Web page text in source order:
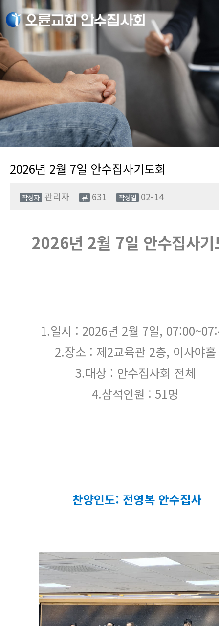
2026년 2월 7일 안수집사기도회
작성자 관리자 뷰 631 작성일 02-14
2026년 2월 7일 안수집사기
1.일시 : 2026년 2월 7일,
2.장소 : 제2교육관 2층, 이사야홀
3.대상 : 안수집사회 전체
4.참석인원 : 51명
찬양인도: 전영복 안수집사